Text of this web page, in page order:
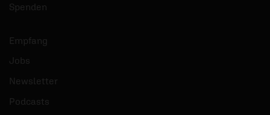
Spenden
Empfang
Jobs
Newsletter
Podcasts